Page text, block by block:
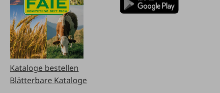
Kataloge bestellen
Blätterbare Kataloge